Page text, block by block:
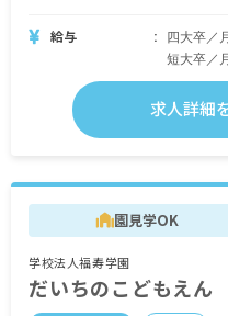
給与
四大卒／
短大卒／
各種手当
支給）。
昇給年1回
～4.5カ⽉分
◆賞与額
求人詳細
園見学OK
学校法人福寿学園
だいちのこどもえん